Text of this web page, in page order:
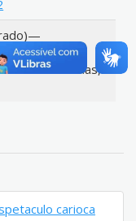
de Brasília,
Humanas,
carioca